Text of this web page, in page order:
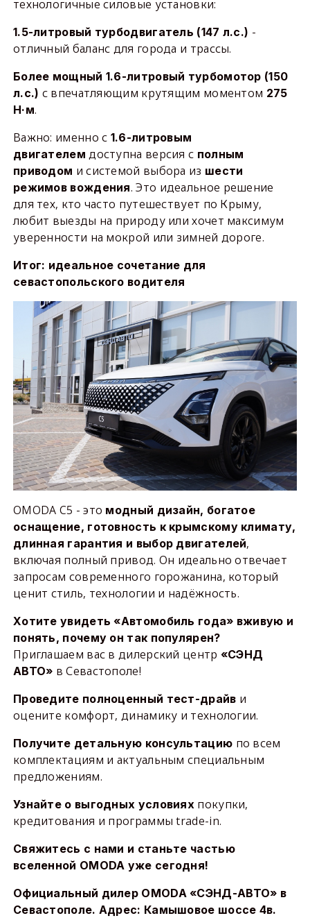
технологичные силовые установки:
1.5-литровый турбодвигатель (147 л.с.) -
отличный баланс для города и трассы.
Более мощный 1.6-литровый турбомотор (150
л.с.) с впечатляющим крутящим моментом 275
Н·м.
Важно: именно с 1.6-литровым
двигателем доступна версия с полным
приводом и системой выбора из шести
режимов вождения. Это идеальное решение
для тех, кто часто путешествует по Крыму,
любит выезды на природу или хочет максимум
уверенности на мокрой или зимней дороге.
Итог: идеальное сочетание для
севастопольского водителя
OMODA C5 - это модный дизайн, богатое
оснащение, готовность к крымскому климату,
длинная гарантия и выбор двигателей,
включая полный привод. Он идеально отвечает
запросам современного горожанина, который
ценит стиль, технологии и надёжность.
Хотите увидеть «Автомобиль года» вживую и
понять, почему он так популярен?
Приглашаем вас в дилерский центр «СЭНД
АВТО» в Севастополе!
Проведите полноценный тест-драйв и
оцените комфорт, динамику и технологии.
Получите детальную консультацию по всем
комплектациям и актуальным специальным
предложениям.
Узнайте о выгодных условиях покупки,
кредитования и программы trade-in.
Свяжитесь с нами и станьте частью
вселенной OMODA уже сегодня!
Официальный дилер OMODA «СЭНД-АВТО» в
Севастополе. Адрес: Камышовое шоссе 4в.